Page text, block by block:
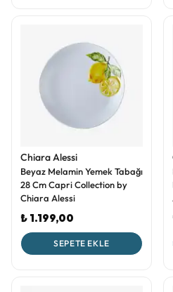
Chiara Alessi
Beyaz Melamin Yemek Tabağı
28 Cm Capri Collection by
Chiara Alessi
₺ 1.199,00
SEPETE EKLE